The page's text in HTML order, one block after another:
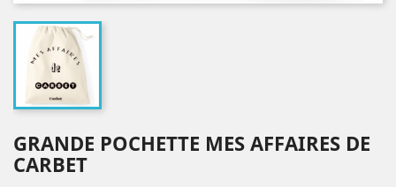
GRANDE POCHETTE MES AFFAIRES DE
CARBET